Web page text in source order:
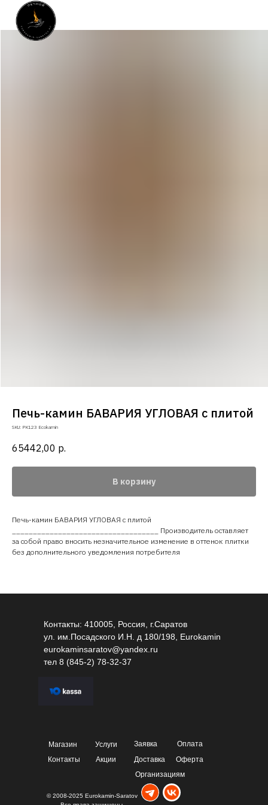
Печь-камин БАВАРИЯ УГЛОВАЯ с плитой
SKU: PK123 Ecokamin
65442,00 р.
В корзину
Печь-камин БАВАРИЯ УГЛОВАЯ с плитой
___________________________________ Производитель оставляет
за собой право вносить незначительное изменение в оттенок плитки
без дополнительного уведомления потребителя
Контакты: 410005, Россия, г.Саратов
ул. им.Посадского И.Н. д 180/198, Eurokamin
eurokaminsaratov@yandex.ru
тел 8 (845-2) 78-32-37
Магазин
© 2008-2025 Eurokamin-Saratov
Услуги Заявка
Оплата
Акции
Контакты Доставка
Оферта
Организациям